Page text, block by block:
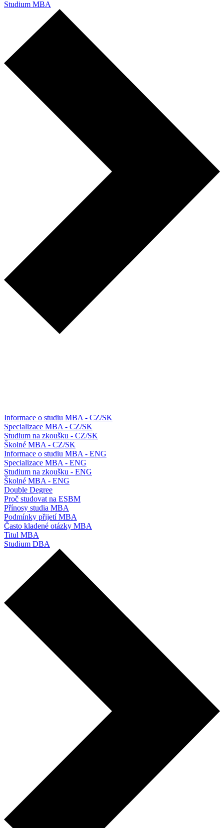
Studium MBA
Informace o studiu MBA - CZ/SK
Specializace MBA - CZ/SK
Studium na zkoušku - CZ/SK
Školné MBA - CZ/SK
Informace o studiu MBA - ENG
Specializace MBA - ENG
Studium na zkoušku - ENG
Školné MBA - ENG
Double Degree
Proč studovat na ESBM
Přínosy studia MBA
Podmínky přijetí MBA
Často kladené otázky MBA
Titul MBA
Studium DBA